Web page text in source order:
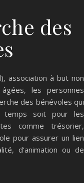
des
association à but non
les personnes
des bénévoles qui
temps soit pour les
comme trésorier,
pour assurer un lien
d’animation ou de